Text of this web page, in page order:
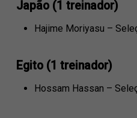
Japão (1 treinador)
Hajime Moriyasu –
Egito (1 treinador)
Hossam Hassan –